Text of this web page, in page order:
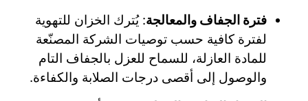
فترة الجفاف والمعالجة: يُترك الخزان للتهوية
لفترة كافية حسب توصيات الشركة المصنّعة
للمادة العازلة، للسماح للعزل بالجفاف التام
والوصول إلى أقصى درجات الصلابة والكفاءة.